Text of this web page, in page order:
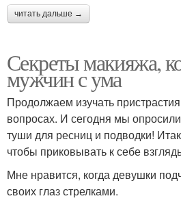
читать дальше →
Секреты макияжа,
мужчин с ума
Продолжаем изучать
вопросах. И сегодня мы
туши для ресниц и подводки!
чтобы приковывать к себе
Мне нравится, когда девушки
своих глаз стрелками.